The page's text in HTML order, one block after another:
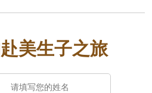
美生子之旅